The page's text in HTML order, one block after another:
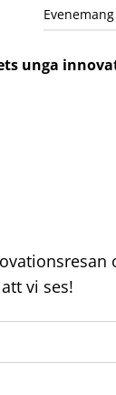
unga
Evenemang
vi ses!